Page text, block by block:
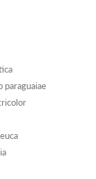
paraguaiae